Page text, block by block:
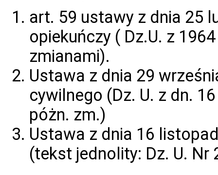
art. 59 ustawy z dnia 25
opiekuńczy ( Dz.U. z
zmianami).
Ustawa z dnia 29
cywilnego (Dz. U. z dn.
póżn. zm.)
Ustawa z dnia 16
(tekst jednolity: Dz. U. Nr